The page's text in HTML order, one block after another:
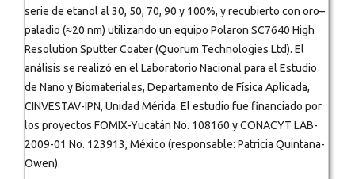
serie de etanol al 30, 50, 70, 90 y 100%, y recubierto con oro–
paladio (≈20 nm) utilizando un equipo Polaron SC7640 High
Resolution Sputter Coater (Quorum Technologies Ltd). El
análisis se realizó en el Laboratorio Nacional para el Estudio
de Nano y Biomateriales, Departamento de Física Aplicada,
CINVESTAV-IPN, Unidad Mérida. El estudio fue financiado por
los proyectos FOMIX-Yucatán No. 108160 y CONACYT LAB-
2009-01 No. 123913, México (responsable: Patricia Quintana-
Owen).